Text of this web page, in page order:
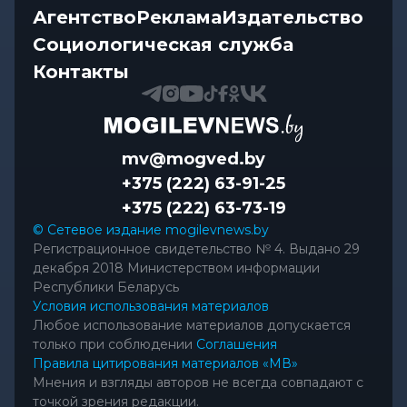
АгентствоРекламаИздательство
Социологическая служба
Контакты
mv@mogved.by
+375 (222) 63-91-25
+375 (222) 63-73-19
© Сетевое издание mogilevnews.by
Регистрационное свидетельство № 4. Выдано 29
декабря 2018 Министерством информации
Республики Беларусь
Условия использования материалов
Любое использование материалов допускается
только при соблюдении Соглашения
Правила цитирования материалов «МВ»
Мнения и взгляды авторов не всегда совпадают с
точкой зрения редакции.